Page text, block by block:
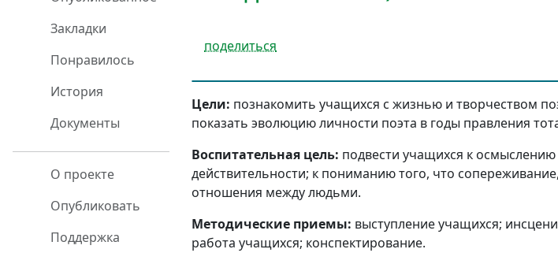
Закладки
Понравилось
История
Документы
О проекте
Опубликовать
Поддержка
поделиться
Цели: познакомить учащихся с жизнью и творчеством
показать эволюцию личности поэта в годы правления
Воспитательная цель: подвести учащихся к
действительности; к пониманию того, что
отношения между людьми.
Методические приемы: выступление учащихся;
работа учащихся; конспектирование.